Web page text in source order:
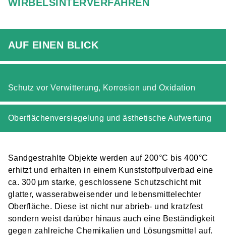
WIRBELSINTERVERFAHREN
AUF EINEN BLICK
Schutz vor Verwitterung, Korrosion und Oxidation
Oberflächenversiegelung und ästhetische Aufwertung
Sandgestrahlte Objekte werden auf 200°C bis 400°C
erhitzt und erhalten in einem Kunststoffpulverbad eine
ca. 300 µm starke, geschlossene Schutzschicht mit
glatter, wasserabweisender und lebensmittelechter
Oberfläche. Diese ist nicht nur abrieb- und kratzfest
sondern weist darüber hinaus auch eine Beständigkeit
gegen zahlreiche Chemikalien und Lösungsmittel auf.